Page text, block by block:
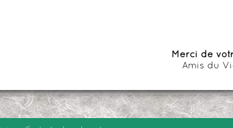
Merci de
Amis du